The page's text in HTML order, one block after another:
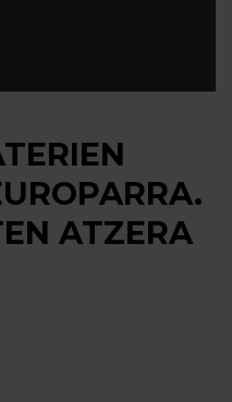
ATZERA